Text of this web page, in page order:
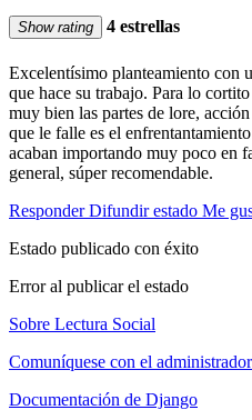
Show rating 4 estrellas
Excelentísimo planteamiento con
que hace su trabajo. Para lo
muy bien las partes de lore,
que le falle es el
acaban importando muy poco en
general, súper recomendable.
Responder Difundir estado Me
Estado publicado con éxito
Error al publicar el estado
Sobre Lectura Social
Comuníquese con el
Documentación de Django